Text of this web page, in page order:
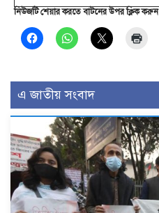
নিউজটি শেয়ার করতে বাটনের উপর ক্লিক করুন
এ জাতীয় সংবাদ